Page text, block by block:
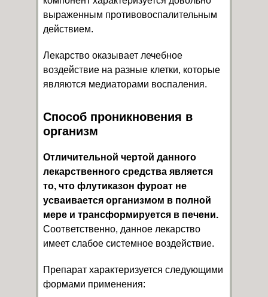
выраженным противовоспалительным
действием.
Лекарство оказывает лечебное
воздействие на разные клетки, которые
являются медиаторами воспаления.
Способ проникновения в
организм
Отличительной чертой данного
лекарственного средства является
то, что флутиказон фуроат не
усваивается организмом в полной
мере и трансформируется в печени.
Соответственно, данное лекарство
имеет слабое системное воздействие.
Препарат характеризуется следующими
формами применения: